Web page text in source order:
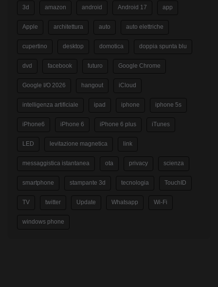
3d amazon android Android 17 app
Apple architettura auto auto elettriche
cupertino desktop domotica doppia spunta blu
dvd facebook futuro Google Chrome
Google I/O 2026 hangout iCloud
intelligenza artificiale ipad iphone iphone 5s
iPhone6 iPhone 6 iPhone 6 plus iTunes
LED levitazione magnetica link
messaggistica istantanea ota privacy scienza
smartphone stampante 3d tecnologia TouchID
TV twitter Update Whatsapp Wi-Fi
windows phone